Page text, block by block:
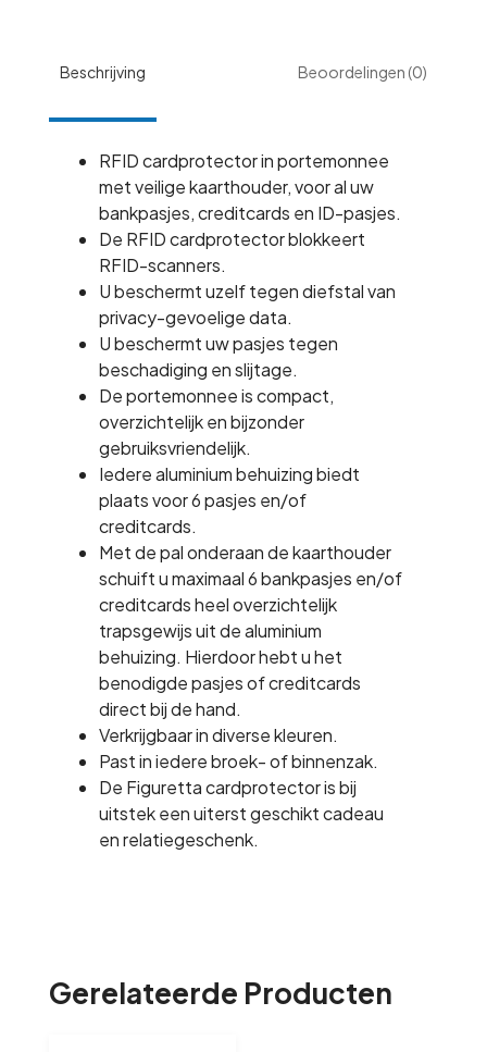
LEDER
NAPPA
aantal
Beschrijving Beoordelingen (0)
RFID cardprotector in portemonnee
met veilige kaarthouder, voor al uw
bankpasjes, creditcards en ID-pasjes.
De RFID cardprotector blokkeert
RFID-scanners.
U beschermt uzelf tegen diefstal van
privacy-gevoelige data.
U beschermt uw pasjes tegen
beschadiging en slijtage.
De portemonnee is compact,
overzichtelijk en bijzonder
gebruiksvriendelijk.
Iedere aluminium behuizing biedt
plaats voor 6 pasjes en/of
creditcards.
Met de pal onderaan de kaarthouder
schuift u maximaal 6 bankpasjes en/of
creditcards heel overzichtelijk
trapsgewijs uit de aluminium
behuizing. Hierdoor hebt u het
benodigde pasjes of creditcards
direct bij de hand.
Verkrijgbaar in diverse kleuren.
Past in iedere broek- of binnenzak.
De Figuretta cardprotector is bij
uitstek een uiterst geschikt cadeau
en relatiegeschenk.
Gerelateerde Producten